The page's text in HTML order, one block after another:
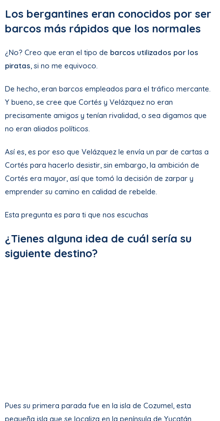
Los bergantines eran conocidos por ser
barcos más rápidos que los normales
¿No? Creo que eran el tipo de barcos utilizados por los
piratas , si no me equivoco.
De hecho, eran barcos empleados para el tráfico mercante.
Y bueno, se cree que Cortés y Velázquez no eran
precisamente amigos y tenían rivalidad, o sea digamos que
no eran aliados políticos.
Así es, es por eso que Velázquez le envía un par de cartas a
Cortés para hacerlo desistir, sin embargo, la ambición de
Cortés era mayor, así que tomó la decisión de zarpar y
emprender su camino en calidad de rebelde.
Esta pregunta es para ti que nos escuchas
¿Tienes alguna idea de cuál sería su
siguiente destino?
Pues su primera parada fue en la isla de Cozumel, esta
pequeña isla que se localiza en la península de Yucatán,